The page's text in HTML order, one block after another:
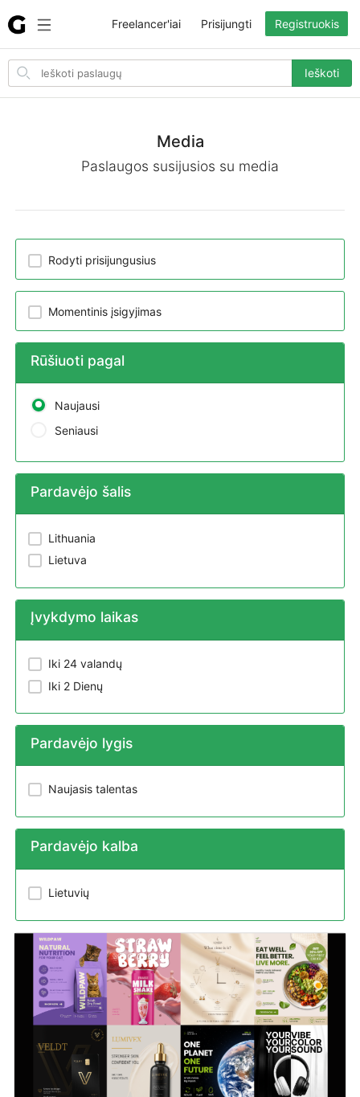
Search
items
Ieškoti
Freelancer'iai Prisijungti Registruokis
Media
Paslaugos susijusios su media
Rodyti prisijungusius
Momentinis įsigyjimas
Rūšiuoti pagal
Naujausi
Seniausi
Pardavėjo šalis
Lithuania
Lietuva
Įvykdymo laikas
Iki 24 valandų
Iki 2 Dienų
Pardavėjo lygis
Naujasis talentas
Pardavėjo kalba
Lietuvių